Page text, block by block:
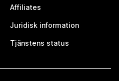
Affiliates
Juridisk information
Tjänstens status